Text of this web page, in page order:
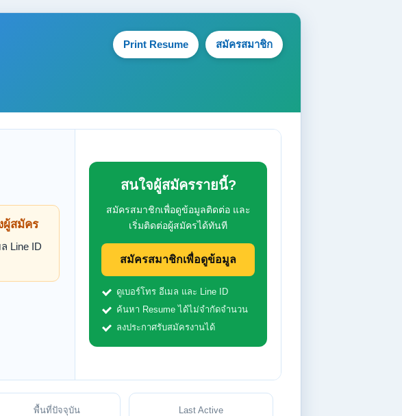
Print Resume สมัครสมาชิก
ผู้สมัคร
Line ID
สนใจผู้สมัครรายนี้?
สมัครสมาชิกเพื่อดูข้อมูลติดต่อ และ
เริ่มติดต่อผู้สมัครได้ทันที
สมัครสมาชิกเพื่อดูข้อมูล
ดูเบอร์โทร อีเมล และ Line ID
ค้นหา Resume ได้ไม่จำกัดจำนวน
ลงประกาศรับสมัครงานได้
พื้นที่ปัจจุบัน Last Active